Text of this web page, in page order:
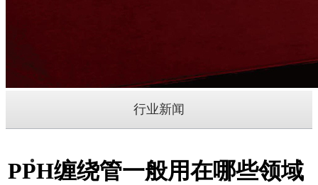
行业新闻
PPH缠绕管一般用在哪些领域